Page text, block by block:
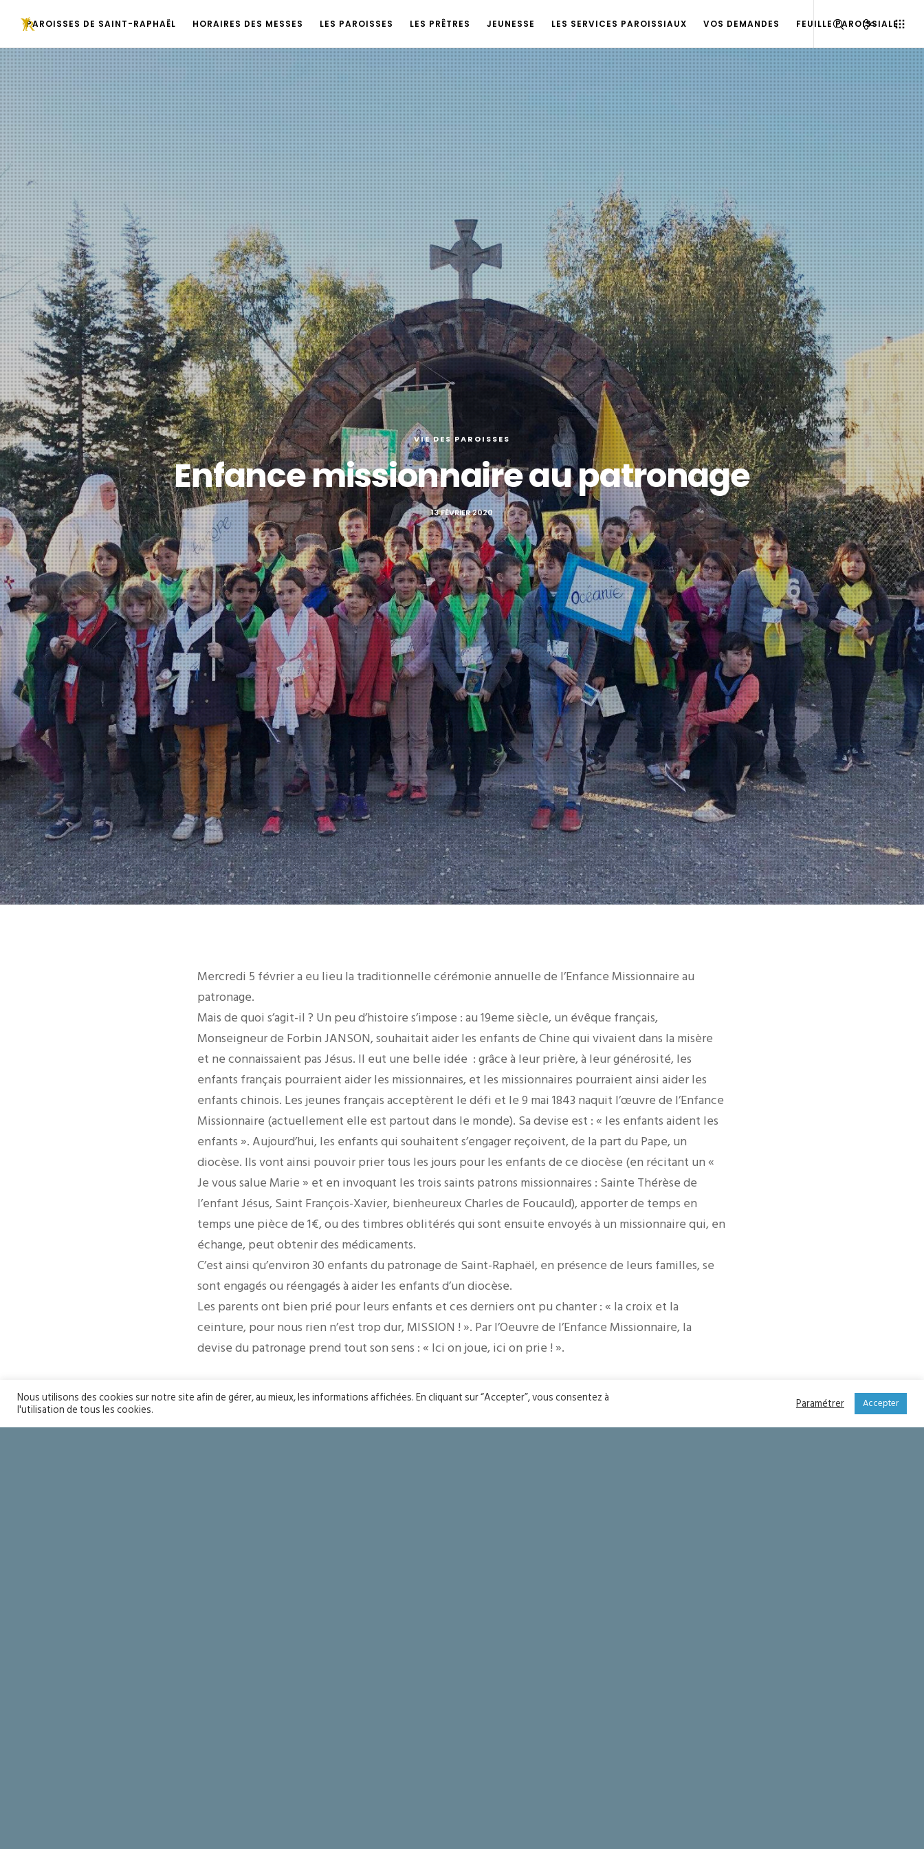
PAROISSES DE SAINT-RAPHAËL HORAIRES DES MESSES LES PAROISSES LES PRÊTRES JEUNESSE LES SERVICES PAROISSIAUX VOS DEMANDES FEUILLE PAROISSIALE
VIE DES PAROISSES
Enfance missionnaire au patronage
13 FÉVRIER 2020
Mercredi 5 février a eu lieu la traditionnelle cérémonie annuelle de l’Enfance Missionnaire au
patronage.
Mais de quoi s’agit-il ? Un peu d’histoire s’impose : au 19eme siècle, un évêque français,
Monseigneur de Forbin JANSON, souhaitait aider les enfants de Chine qui vivaient dans la misère
et ne connaissaient pas Jésus. Il eut une belle idée : grâce à leur prière, à leur générosité, les
enfants français pourraient aider les missionnaires, et les missionnaires pourraient ainsi aider les
enfants chinois. Les jeunes français acceptèrent le défi et le 9 mai 1843 naquit l’œuvre de l’Enfance
Missionnaire (actuellement elle est partout dans le monde). Sa devise est : « les enfants aident les
enfants ». Aujourd’hui, les enfants qui souhaitent s’engager reçoivent, de la part du Pape, un
diocèse. Ils vont ainsi pouvoir prier tous les jours pour les enfants de ce diocèse (en récitant un «
Je vous salue Marie » et en invoquant les trois saints patrons missionnaires : Sainte Thérèse de
l’enfant Jésus, Saint François-Xavier, bienheureux Charles de Foucauld), apporter de temps en
temps une pièce de 1€, ou des timbres oblitérés qui sont ensuite envoyés à un missionnaire qui, en
échange, peut obtenir des médicaments.
C’est ainsi qu’environ 30 enfants du patronage de Saint-Raphaël, en présence de leurs familles, se
sont engagés ou réengagés à aider les enfants d’un diocèse.
Les parents ont bien prié pour leurs enfants et ces derniers ont pu chanter : « la croix et la
ceinture, pour nous rien n’est trop dur, MISSION ! ». Par l’Oeuvre de l’Enfance Missionnaire, la
devise du patronage prend tout son sens : « Ici on joue, ici on prie ! ».
YOU MIGHT ALSO LIKE
Nous utilisons des cookies sur notre site afin de gérer, au mieux, les informations affichées. En cliquant sur “Accepter”, vous consentez à
l'utilisation de tous les cookies. Paramétrer Accepter